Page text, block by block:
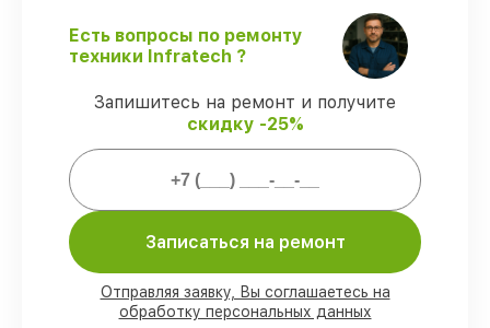
оптического прицела Infratech IT–406СP
строго по договоренности.
Официальная гарантия
– все работы и
запчасти защищены официальной
гарантией Infratech.
Мы гарантируем:
заказов выполняем в присутствии
клиента
90%
комплектующих Infratech есть в
наличии в мастерской или на складе в
Казани, остальные поступают
Есть вопросы по ремонту
техники Infratech ?
Запишитесь на ремонт и получите
скидку -25%
Записаться на ремонт
Отправляя заявку, Вы соглашаетесь на
обработку персональных данных